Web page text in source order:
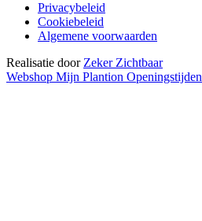
Privacybeleid
Cookiebeleid
Algemene voorwaarden
Realisatie door Zeker Zichtbaar
Webshop Mijn Plantion Openingstijden